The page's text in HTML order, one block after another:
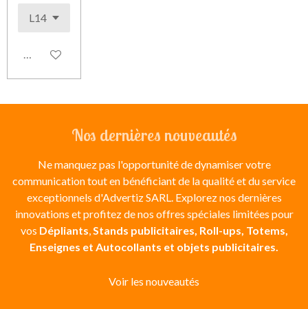
Ajouter au panier
Nos dernières nouveautés
Ne manquez pas l'opportunité de dynamiser votre
communication tout en bénéficiant de la qualité et du service
exceptionnels d'Advertiz SARL. Explorez nos dernières
innovations et profitez de nos offres spéciales limitées pour
vos Dépliants,Stands publicitaires, Roll-ups, Totems,
Enseignes et Autocollants et objets publicitaires.
Voir les nouveautés